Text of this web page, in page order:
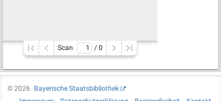
Scan / 0
©2026
Bayerische Staatsbibliothek